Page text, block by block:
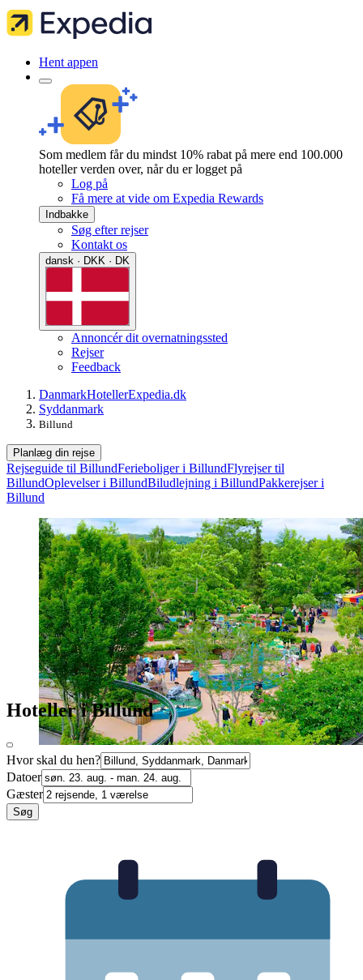
Hent appen
Som medlem får du mindst 10% rabat på mere end 100.000
hoteller verden over, når du er logget på
Log på
Få mere at vide om Expedia Rewards
Indbakke
Søg efter rejser
Kontakt os
dansk · DKK · DK
Annoncér dit overnatningssted
Rejser
Feedback
DanmarkHotellerExpedia.dk
Syddanmark
Billund
Planlæg din rejse
Rejseguide til BillundFerieboliger i BillundFlyrejser til
BillundOplevelser i BillundBiludlejning i BillundPakkerejser i
Billund
Hoteller i Billund
Hvor skal du hen?
Datoer
Gæster
Søg